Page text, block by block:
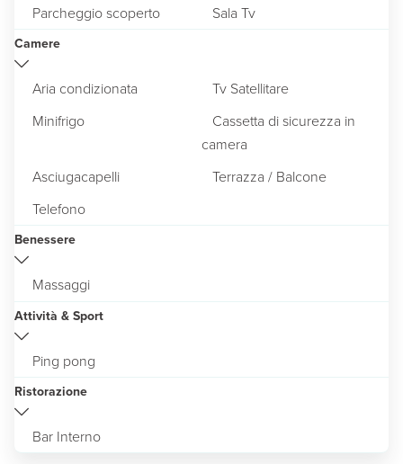
Parcheggio scoperto Sala Tv
Camere
Aria condizionata
Tv Satellitare
Minifrigo
Cassetta di sicurezza in
camera
Asciugacapelli
Terrazza / Balcone
Telefono
Benessere
Massaggi
Attività & Sport
Ping pong
Ristorazione
Bar Interno